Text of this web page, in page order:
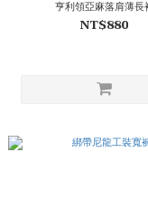
亨利領亞麻落肩薄長
NT$880